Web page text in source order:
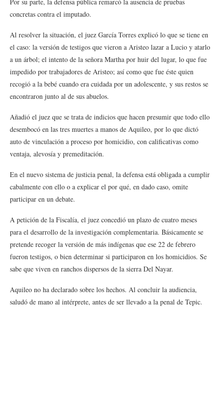
concretas contra el imputado.
Al resolver la situación, el juez García Torres explicó lo que se tiene en
el caso: la versión de testigos que vieron a Aristeo lazar a Lucio y atarlo
a un árbol; el intento de la señora Martha por huir del lugar, lo que fue
impedido por trabajadores de Aristeo; así como que fue éste quien
recogió a la bebé cuando era cuidada por un adolescente, y sus restos se
encontraron junto al de sus abuelos.
Añadió el juez que se trata de indicios que hacen presumir que todo ello
desembocó en las tres muertes a manos de Aquileo, por lo que dictó
auto de vinculación a proceso por homicidio, con calificativas como
ventaja, alevosía y premeditación.
En el nuevo sistema de justicia penal, la defensa está obligada a cumplir
cabalmente con ello o a explicar el por qué, en dado caso, omite
participar en un debate.
A petición de la Fiscalía, el juez concedió un plazo de cuatro meses
para el desarrollo de la investigación complementaria. Básicamente se
pretende recoger la versión de más indígenas que ese 22 de febrero
fueron testigos, o bien determinar si participaron en los homicidios. Se
sabe que viven en ranchos dispersos de la sierra Del Nayar.
Aquileo no ha declarado sobre los hechos. Al concluir la audiencia,
saludó de mano al intérprete, antes de ser llevado a la penal de Tepic.